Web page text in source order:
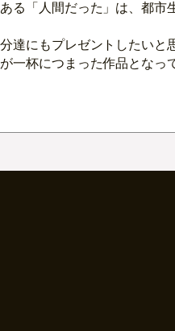
る「人間だった」は、都
達にもプレゼントしたいと
一杯につまった作品となっ